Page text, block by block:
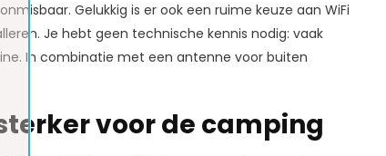
Gelukkig is er ook een ruime keuze aan WiFi
Je hebt geen technische kennis nodig: vaak
In combinatie met een antenne voor buiten
voor de camping